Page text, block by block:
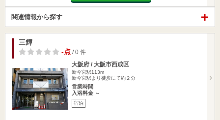
関連情報から探す
三輝
-点 / 0 件
大阪府 / 大阪市西成区
新今宮駅113m
新今宮駅より徒歩にて約２分
営業時間
入浴料金 ～
宿泊